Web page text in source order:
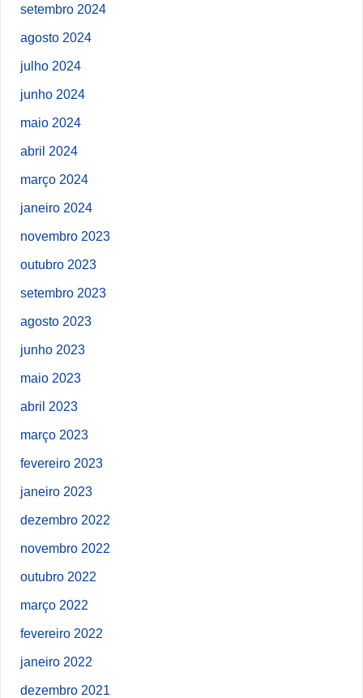
setembro 2024
agosto 2024
julho 2024
junho 2024
maio 2024
abril 2024
março 2024
janeiro 2024
novembro 2023
outubro 2023
setembro 2023
agosto 2023
junho 2023
maio 2023
abril 2023
março 2023
fevereiro 2023
janeiro 2023
dezembro 2022
novembro 2022
outubro 2022
março 2022
fevereiro 2022
janeiro 2022
dezembro 2021